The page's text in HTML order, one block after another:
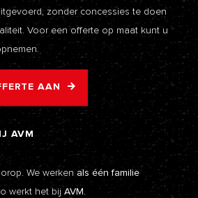
zonder concessies te doen
Voor een offerte op maat kunt u
AAN
AVM
We werken als één familie
werkt het bij AVM.